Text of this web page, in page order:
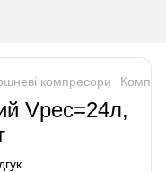
компресори
Vрес=24л,